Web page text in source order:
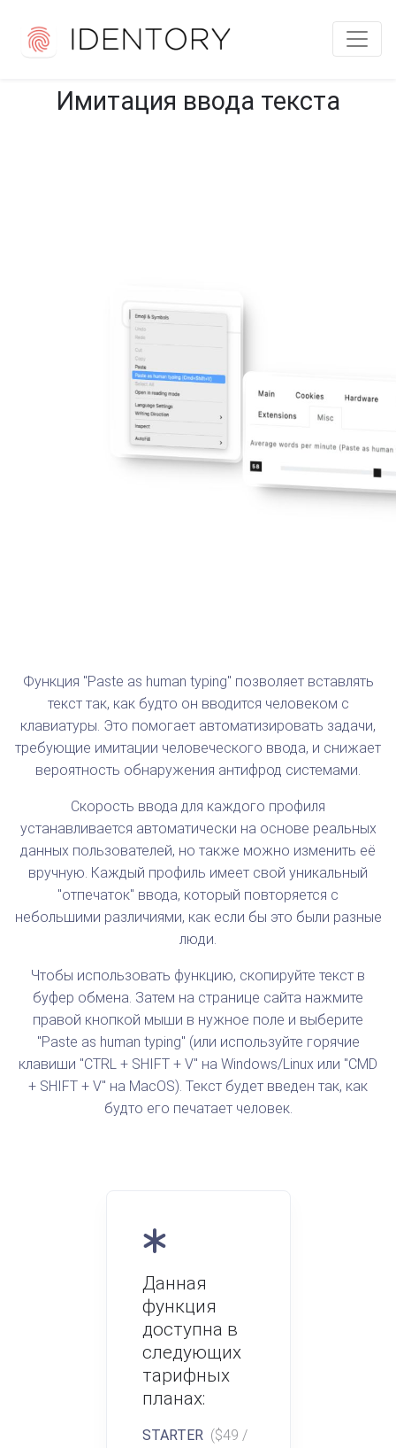
Имитация ввода текста
Функция "Paste as human typing" позволяет вставлять
текст так, как будто он вводится человеком с
клавиатуры. Это помогает автоматизировать задачи,
требующие имитации человеческого ввода, и снижает
вероятность обнаружения антифрод системами.
Скорость ввода для каждого профиля
устанавливается автоматически на основе реальных
данных пользователей, но также можно изменить её
вручную. Каждый профиль имеет свой уникальный
"отпечаток" ввода, который повторяется с
небольшими различиями, как если бы это были разные
люди.
Чтобы использовать функцию, скопируйте текст в
буфер обмена. Затем на странице сайта нажмите
правой кнопкой мыши в нужное поле и выберите
"Paste as human typing" (или используйте горячие
клавиши "CTRL + SHIFT + V" на Windows/Linux или "CMD
+ SHIFT + V" на MacOS). Текст будет введен так, как
будто его печатает человек.
Данная
функция
доступна в
следующих
тарифных
планах:
STARTER ($49 /